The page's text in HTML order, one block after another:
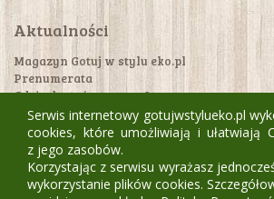
Aktualności
Magazyn Gotuj w stylu eko.pl
Prenumerata
Gdzie dostać magazyn?
Konkursy!
Kontakt
FAQ / pomoc
Regulamin i polityka prywatności
Serwis internetowy gotujwstylueko.pl
cookies, które umożliwiają i ułatwiają
z jego zasobów.
Korzystając z serwisu wyrażasz
wykorzystanie plików cookies.